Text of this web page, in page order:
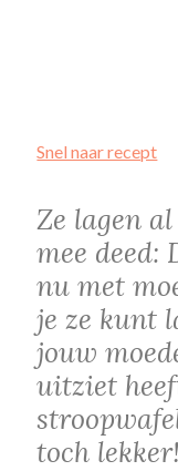
Snel naar recept
Ze lagen
mee deed:
nu met
je ze kunt
jouw
uitziet
toch lekker!